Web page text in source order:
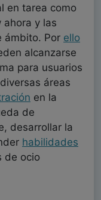
en tarea como
ahora y las
ámbito. Por ello
alcanzarse
para usuarios
áreas
en la
de
desarrollar la
habilidades
de ocio